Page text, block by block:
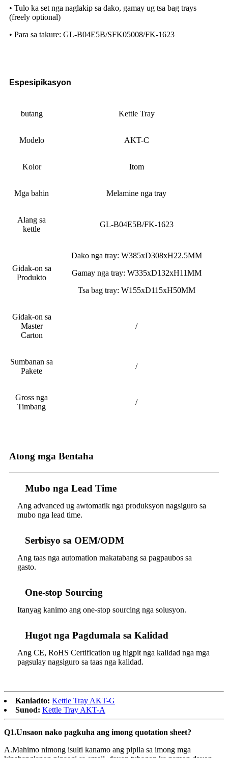
• Tulo ka set nga naglakip sa dako, gamay ug tsa bag trays
(freely optional)
• Para sa takure: GL-B04E5B/SFK05008/FK-1623
Espesipikasyon
butang Kettle Tray
Modelo AKT-C
Kolor Itom
Mga bahin Melamine nga tray
Alang sa
kettle
GL-B04E5B/FK-1623
Gidak-on sa
Produkto
Dako nga tray: W385xD308xH22.5MM
Gamay nga tray: W335xD132xH11MM
Tsa bag tray: W155xD115xH50MM
Gidak-on sa
Master
Carton
/
Sumbanan sa
Pakete
/
Gross nga
Timbang
/
Atong mga Bentaha
Mubo nga Lead Time
Ang advanced ug awtomatik nga produksyon nagsiguro sa
mubo nga lead time.
Serbisyo sa OEM/ODM
Ang taas nga automation makatabang sa pagpaubos sa
gasto.
One-stop Sourcing
Itanyag kanimo ang one-stop sourcing nga solusyon.
Hugot nga Pagdumala sa Kalidad
Ang CE, RoHS Certification ug higpit nga kalidad nga mga
pagsulay nagsiguro sa taas nga kalidad.
Kaniadto: Kettle Tray AKT-G
Sunod: Kettle Tray AKT-A
Q1.Unsaon nako pagkuha ang imong quotation sheet?
A.Mahimo nimong isulti kanamo ang pipila sa imong mga